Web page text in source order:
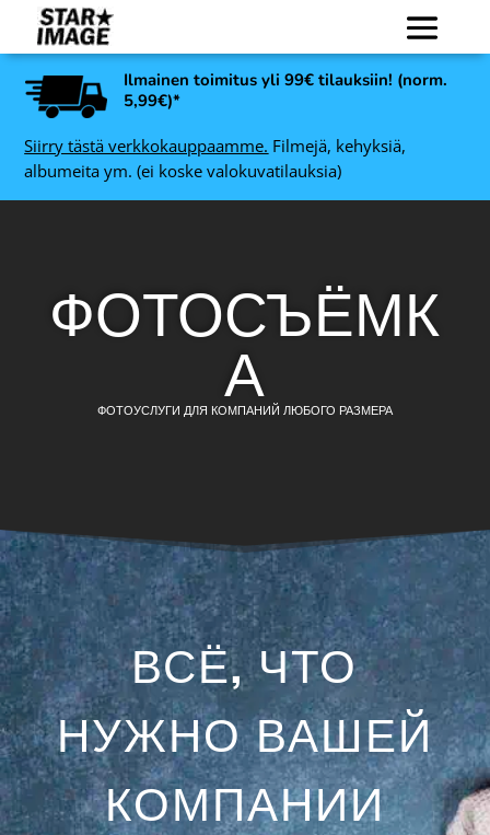
Ilmainen toimitus yli 99€ tilauksiin! (norm.
5,99€)*
Siirry tästä verkkokauppaamme. Filmejä, kehyksiä,
albumeita ym. (ei koske valokuvatilauksia)
ФОТОСЪЁМК
А
ФОТОУСЛУГИ ДЛЯ КОМПАНИЙ ЛЮБОГО РАЗМЕРА
ВСЁ, ЧТО
НУЖНО ВАШЕЙ
КОМПАНИИ